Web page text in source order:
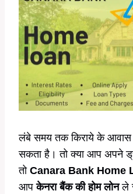
लंबे समय तक किराये के आवास
सकता है। तो क्या आप अपने
तो Canara Bank Home
आपकेनरा बैंक की होम लोनले